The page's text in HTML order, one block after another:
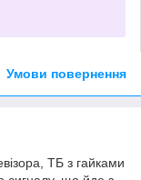
Умови повернення
ТБ з гайками